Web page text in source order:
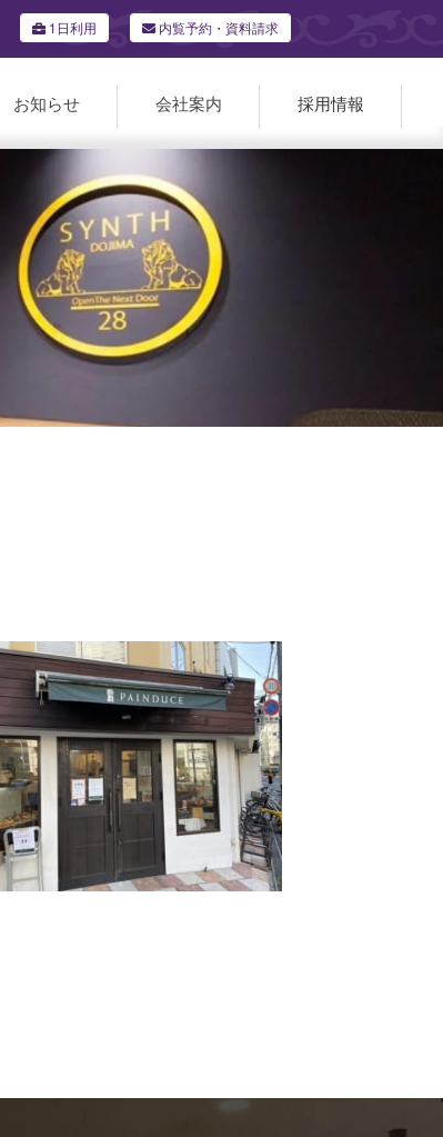
1日利用 内覧予約・資料請求
お知らせ 会社案内 採用情報